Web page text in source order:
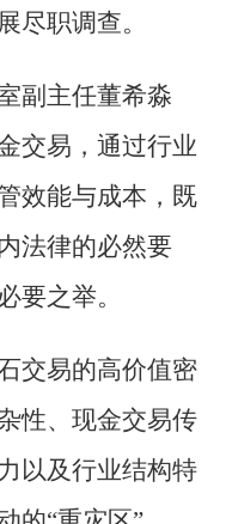
尽职调查。
副主任董希淼
交易，通过行业
效能与成本，既
法律的必然要
要之举。
交易的高价值密
性、现金交易传
以及行业结构特